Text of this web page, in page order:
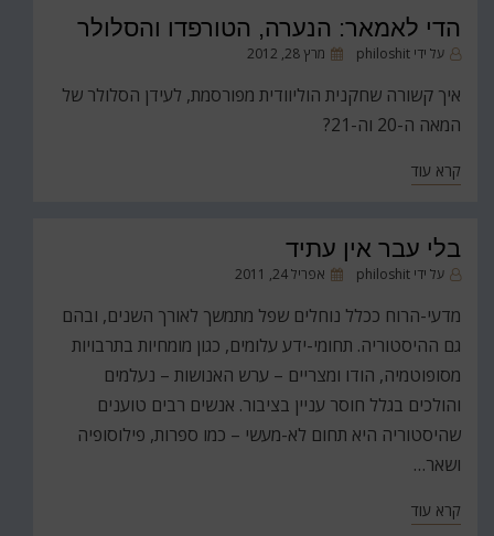
הדי לאמאר: הנערה, הטורפדו והסלולר
על ידי philoshit
פורסם
מרץ 28, 2012
איך קשורה שחקנית הוליוודית מפורסמת, לעידן הסלולר של
המאה ה-20 וה-21?
קרא עוד
בלי עבר אין עתיד
על ידי philoshit
פורסםאפריל 24, 2011
מדעי-הרוח ככלל נוחלים שפל מתמשך לאורך השנים, ובהם
גם ההיסטוריה. תחומי-ידע עלומים, כגון מומחיות בתרבויות
מסופוטמיה, הודו ומצריים – ערש האנושות – נעלמים
והולכים בגלל חוסר עניין בציבור. אנשים רבים טוענים
שהיסטוריה היא תחום לא-מעשי – כמו ספרות, פילוסופיה
ושאר…
קרא עוד